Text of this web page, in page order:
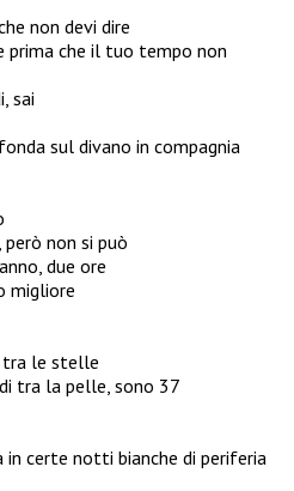
non devi dire
prima che il tuo tempo non
sai
sul divano in compagnia
non si può
due ore
migliore
tra le stelle
tra la pelle, sono 37
certe notti bianche di periferia